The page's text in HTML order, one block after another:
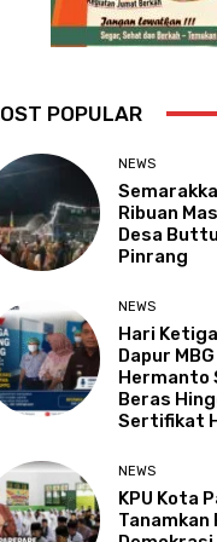
POPULAR
NEWS
Ribuan
Desa
Pinrang
NEWS
Hari
Dapur
Hermanto
Beras
Sertifikat
NEWS
KPU Kota
Tanamkan